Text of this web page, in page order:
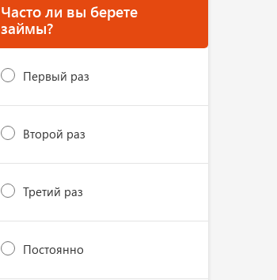
Часто ли вы берете
займы?
Первый раз
Второй раз
Третий раз
Постоянно